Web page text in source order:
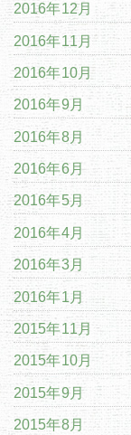
2016年12月
2016年11月
2016年10月
2016年9月
2016年8月
2016年6月
2016年5月
2016年4月
2016年3月
2016年1月
2015年11月
2015年10月
2015年9月
2015年8月